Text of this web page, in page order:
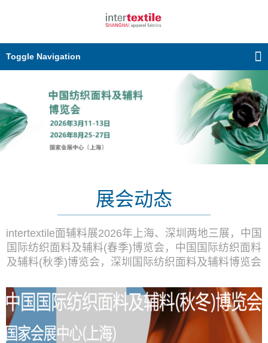
Toggle Navigation
展会动态
intertextile面辅料展2026年上海、深圳两地三展，中国
国际纺织面料及辅料(春季)博览会，中国国际纺织面料
及辅料(秋季)博览会，深圳国际纺织面料及辅料博览会